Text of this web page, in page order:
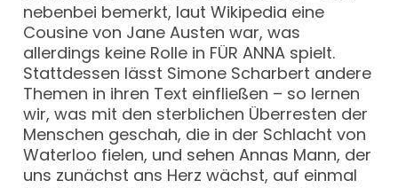
nebenbei bemerkt, laut Wikipedia eine
Cousine von Jane Austen war, was
allerdings keine Rolle in FÜR ANNA spielt.
Stattdessen lässt Simone Scharbert andere
Themen in ihren Text einfließen – so lernen
wir, was mit den sterblichen Überresten der
Menschen geschah, die in der Schlacht von
Waterloo fielen, und sehen Annas Mann, der
uns zunächst ans Herz wächst, auf einmal